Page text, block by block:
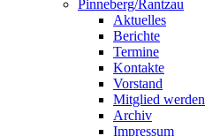
Pinneberg/Rantzau
Aktuelles
Berichte
Termine
Kontakte
Vorstand
Mitglied werden
Archiv
Impressum